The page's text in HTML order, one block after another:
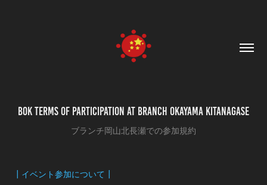
BOK TERMS OF PARTICIPATION AT BRANCH OKAYAMA KITANAGASE
ブランチ岡山北長瀬での参加規約
┃イベント参加について┃